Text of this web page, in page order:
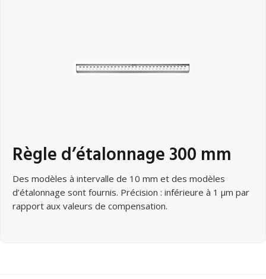
Règle d’étalonnage 300 mm
Des modèles à intervalle de 10 mm et des modèles
d’étalonnage sont fournis. Précision : inférieure à 1 μm par
rapport aux valeurs de compensation.